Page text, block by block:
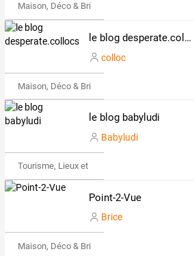
Maison, Déco & Bricolage
le blog desperate.collocs
colloc
Maison, Déco & Bricolage
le blog babyludi
Babyludi
Tourisme, Lieux et Événements
Point-2-Vue
Brice
Maison, Déco & Bricolage